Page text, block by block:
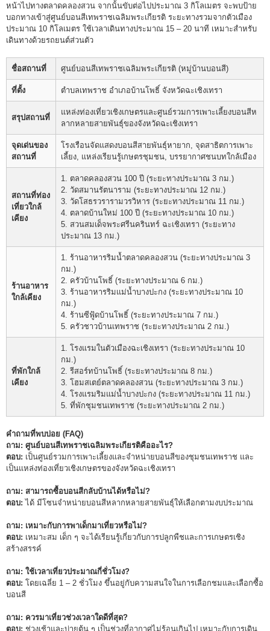
หน้าไปทางตลาดคลองสวน จากนั้นขับต่อไปประมาณ 3 กิโลเมตร จะพบป้าย
บอกทางเข้าสู่ศูนย์บอนสีเทพราชเฉลิมพระเกียรติ ระยะทางรวมจากตัวเมือง
ประมาณ 10 กิโลเมตร ใช้เวลาเดินทางประมาณ 15 – 20 นาที เหมาะสำหรับ
เดินทางด้วยรถยนต์ส่วนตัว
ชื่อสถานที่ ศูนย์บอนสีเทพราชเฉลิมพระเกียรติ (หมู่บ้านบอนสี)
ที่ตั้ง ตำบลเทพราช อำเภอบ้านโพธิ์ จังหวัดฉะเชิงเทรา
สรุปสถานที่
แหล่งท่องเที่ยวเชิงเกษตรและศูนย์รวมการเพาะเลี้ยงบอนสีห
ลากหลายสายพันธุ์ของจังหวัดฉะเชิงเทรา
จุดเด่นของ
สถานที่
โรงเรือนจัดแสดงบอนสีสายพันธุ์หายาก, จุดสาธิตการเพาะ
เลี้ยง, แหล่งเรียนรู้เกษตรชุมชน, บรรยากาศชนบทใกล้เมือง
สถานที่ท่อง
เที่ยวใกล้
เคียง
1. ตลาดคลองสวน 100 ปี (ระยะทางประมาณ 3 กม.)
2. วัดสมานรัตนาราม (ระยะทางประมาณ 12 กม.)
3. วัดโสธรวรารามวรวิหาร (ระยะทางประมาณ 11 กม.)
4. ตลาดบ้านใหม่ 100 ปี (ระยะทางประมาณ 10 กม.)
5. สวนสมเด็จพระศรีนครินทร์ ฉะเชิงเทรา (ระยะทาง
ประมาณ 13 กม.)
ร้านอาหาร
ใกล้เคียง
1. ร้านอาหารริมน้ำตลาดคลองสวน (ระยะทางประมาณ 3
กม.)
2. ครัวบ้านโพธิ์ (ระยะทางประมาณ 6 กม.)
3. ร้านอาหารริมแม่น้ำบางปะกง (ระยะทางประมาณ 10
กม.)
4. ร้านซีฟู้ดบ้านโพธิ์ (ระยะทางประมาณ 7 กม.)
5. ครัวชาวบ้านเทพราช (ระยะทางประมาณ 2 กม.)
ที่พักใกล้
เคียง
1. โรงแรมในตัวเมืองฉะเชิงเทรา (ระยะทางประมาณ 10
กม.)
2. รีสอร์ทบ้านโพธิ์ (ระยะทางประมาณ 8 กม.)
3. โฮมสเตย์ตลาดคลองสวน (ระยะทางประมาณ 3 กม.)
4. โรงแรมริมแม่น้ำบางปะกง (ระยะทางประมาณ 11 กม.)
5. ที่พักชุมชนเทพราช (ระยะทางประมาณ 2 กม.)
คำถามที่พบบ่อย (FAQ)
ถาม: ศูนย์บอนสีเทพราชเฉลิมพระเกียรติคืออะไร?
ตอบ: เป็นศูนย์รวมการเพาะเลี้ยงและจำหน่ายบอนสีของชุมชนเทพราช และ
เป็นแหล่งท่องเที่ยวเชิงเกษตรของจังหวัดฉะเชิงเทรา
ถาม: สามารถซื้อบอนสีกลับบ้านได้หรือไม่?
ตอบ: ได้ มีโซนจำหน่ายบอนสีหลากหลายสายพันธุ์ให้เลือกตามงบประมาณ
ถาม: เหมาะกับการพาเด็กมาเที่ยวหรือไม่?
ตอบ: เหมาะสม เด็ก ๆ จะได้เรียนรู้เกี่ยวกับการปลูกพืชและการเกษตรเชิง
สร้างสรรค์
ถาม: ใช้เวลาเที่ยวประมาณกี่ชั่วโมง?
ตอบ: โดยเฉลี่ย 1 – 2 ชั่วโมง ขึ้นอยู่กับความสนใจในการเลือกชมและเลือกซื้อ
บอนสี
ถาม: ควรมาเที่ยวช่วงเวลาใดดีที่สุด?
ตอบ: ช่วงเช้าและบ่ายต้น ๆ เป็นช่วงที่อากาศไม่ร้อนเกินไป เหมาะกับการเดิน